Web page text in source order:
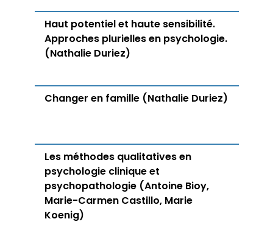
Haut potentiel et haute sensibilité.
Approches plurielles en psychologie.
(Nathalie Duriez)
Changer en famille (Nathalie Duriez)
Les méthodes qualitatives en
psychologie clinique et
psychopathologie (Antoine Bioy,
Marie-Carmen Castillo, Marie
Koenig)